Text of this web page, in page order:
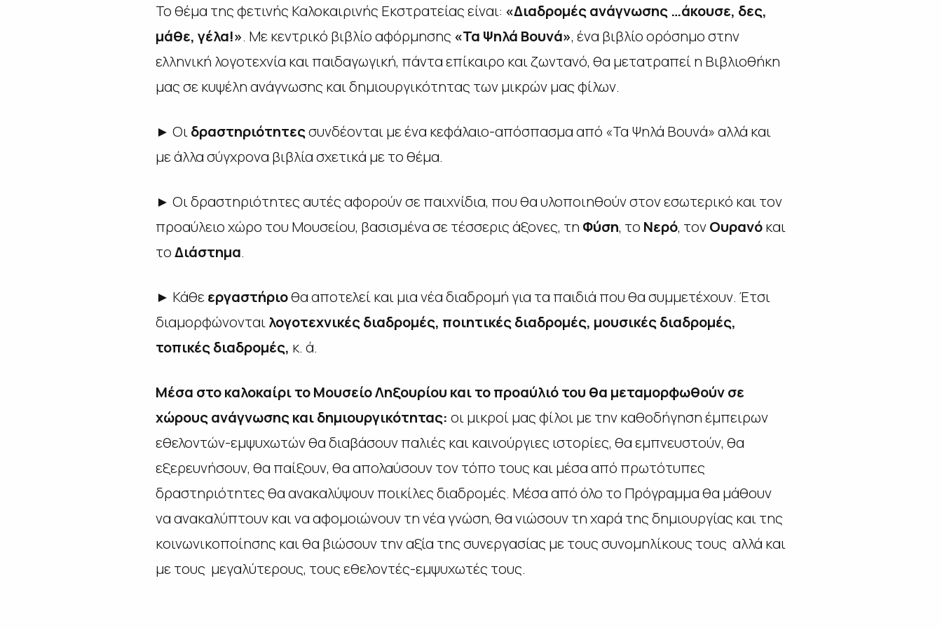
Το θέμα της φετινής Καλοκαιρινής Εκστρατείας είναι: «Διαδρομές ανάγνωσης …άκουσε, δες,
μάθε, γέλα!». Με κεντρικό βιβλίο αφόρμησης «Τα Ψηλά Βουνά», ένα βιβλίο ορόσημο στην
ελληνική λογοτεχνία και παιδαγωγική, πάντα επίκαιρο και ζωντανό, θα μετατραπεί η Βιβλιοθήκη
μας σε κυψέλη ανάγνωσης και δημιουργικότητας των μικρών μας φίλων.
► Οιδραστηριότητεςσυνδέονται με ένα κεφάλαιο-απόσπασμα από «Τα Ψηλά Βουνά» αλλά και
με άλλα σύγχρονα βιβλία σχετικά με το θέμα.
► Οι δραστηριότητες αυτές αφορούν σε παιχνίδια, που θα υλοποιηθούν στον εσωτερικό και τον
προαύλειο χώρο του Μουσείου, βασισμένα σε τέσσερις άξονες, τη Φύση, το Νερό, τονΟυρανόκαι
τοΔιάστημα.
► Κάθεεργαστήριοθα αποτελεί και μια νέα διαδρομή για τα παιδιά που θα συμμετέχουν. Έτσι
διαμορφώνονταιλογοτεχνικές διαδρομές, ποιητικές διαδρομές, μουσικές διαδρομές,
τοπικές διαδρομές, κ. ά.
Μέσα στο καλοκαίρι το Μουσείο Ληξουρίου και το προαύλιό του θα μεταμορφωθούν σε
χώρους ανάγνωσης και δημιουργικότητας: οι μικροί μας φίλοι με την καθοδήγηση έμπειρων
εθελοντών-εμψυχωτών θα διαβάσουν παλιές και καινούργιες ιστορίες, θα εμπνευστούν, θα
εξερευνήσουν, θα παίξουν, θα απολαύσουν τον τόπο τους και μέσα από πρωτότυπες
δραστηριότητες θα ανακαλύψουν ποικίλες διαδρομές. Μέσα από όλο το Πρόγραμμα θα μάθουν
να ανακαλύπτουν και να αφομοιώνουν τη νέα γνώση, θα νιώσουν τη χαρά της δημιουργίας και της
κοινωνικοποίησης και θα βιώσουν την αξία της συνεργασίας με τους συνομηλίκους τους αλλά και
με τους μεγαλύτερους, τους εθελοντές-εμψυχωτές τους.